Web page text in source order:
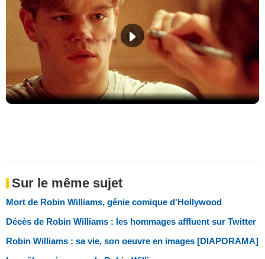
Sur le même sujet
Mort de Robin Williams, génie comique d'Hollywood
Décès de Robin Williams : les hommages affluent sur Twitter
Robin Williams : sa vie, son oeuvre en images [DIAPORAMA]